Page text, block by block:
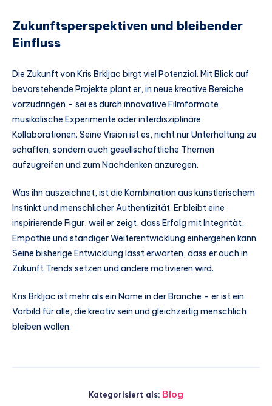
Zukunftsperspektiven und bleibender
Einfluss
Die Zukunft von Kris Brkljac birgt viel Potenzial. Mit Blick auf
bevorstehende Projekte plant er, in neue kreative Bereiche
vorzudringen – sei es durch innovative Filmformate,
musikalische Experimente oder interdisziplinäre
Kollaborationen. Seine Vision ist es, nicht nur Unterhaltung zu
schaffen, sondern auch gesellschaftliche Themen
aufzugreifen und zum Nachdenken anzuregen.
Was ihn auszeichnet, ist die Kombination aus künstlerischem
Instinkt und menschlicher Authentizität. Er bleibt eine
inspirierende Figur, weil er zeigt, dass Erfolg mit Integrität,
Empathie und ständiger Weiterentwicklung einhergehen kann.
Seine bisherige Entwicklung lässt erwarten, dass er auch in
Zukunft Trends setzen und andere motivieren wird.
Kris Brkljac ist mehr als ein Name in der Branche – er ist ein
Vorbild für alle, die kreativ sein und gleichzeitig menschlich
bleiben wollen.
Kategorisiert als: Blog